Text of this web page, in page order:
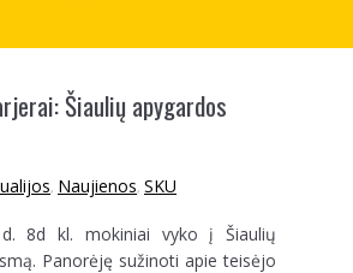
Šiaulių apygardos
, Naujienos, SKU
8d kl. mokiniai vyko į Šiaulių
Panorėję sužinoti apie teisėjo